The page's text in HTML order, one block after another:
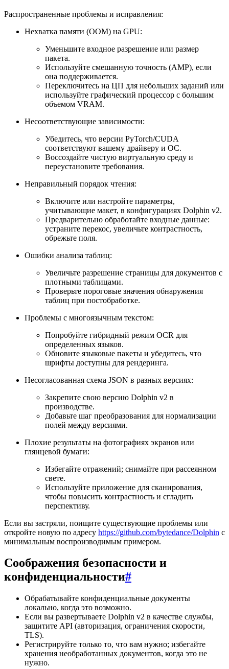
Распространенные проблемы и исправления:
Нехватка памяти (OOM) на GPU:
Уменьшите входное разрешение или размер
пакета.
Используйте смешанную точность (AMP), если
она поддерживается.
Переключитесь на ЦП для небольших заданий или
используйте графический процессор с большим
объемом VRAM.
Несоответствующие зависимости:
Убедитесь, что версии PyTorch/CUDA
соответствуют вашему драйверу и ОС.
Воссоздайте чистую виртуальную среду и
переустановите требования.
Неправильный порядок чтения:
Включите или настройте параметры,
учитывающие макет, в конфигурациях Dolphin v2.
Предварительно обработайте входные данные:
устраните перекос, увеличьте контрастность,
обрежьте поля.
Ошибки анализа таблиц:
Увеличьте разрешение страницы для документов с
плотными таблицами.
Проверьте пороговые значения обнаружения
таблиц при постобработке.
Проблемы с многоязычным текстом:
Попробуйте гибридный режим OCR для
определенных языков.
Обновите языковые пакеты и убедитесь, что
шрифты доступны для рендеринга.
Несогласованная схема JSON в разных версиях:
Закрепите свою версию Dolphin v2 в
производстве.
Добавьте шаг преобразования для нормализации
полей между версиями.
Плохие результаты на фотографиях экранов или
глянцевой бумаги:
Избегайте отражений; снимайте при рассеянном
свете.
Используйте приложение для сканирования,
чтобы повысить контрастность и сгладить
перспективу.
Если вы застряли, поищите существующие проблемы или
откройте новую по адресу https://github.com/bytedance/Dolphin с
минимальным воспроизводимым примером.
Соображения безопасности и
конфиденциальности#
Обрабатывайте конфиденциальные документы
локально, когда это возможно.
Если вы развертываете Dolphin v2 в качестве службы,
защитите API (авторизация, ограничения скорости,
TLS).
Регистрируйте только то, что вам нужно; избегайте
хранения необработанных документов, когда это не
нужно.